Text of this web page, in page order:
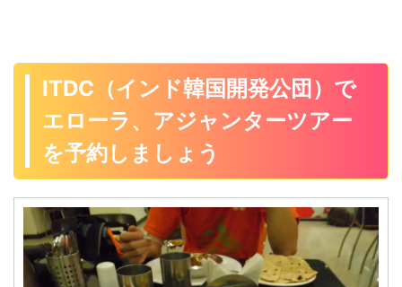
ITDC（インド韓国開発公団）で
エローラ、アジャンターツアー
を予約しましょう